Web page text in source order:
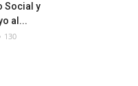
Social y
al...
130